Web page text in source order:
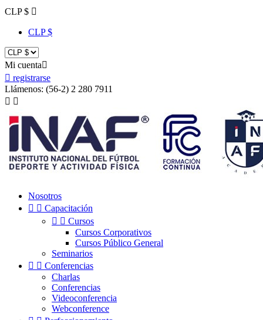
CLP $ 
CLP $
Mi cuenta
 registrarse
Llámenos: (56-2) 2 280 7911
 
Nosotros
  Capacitación
  Cursos
Cursos Corporativos
Cursos Público General
Seminarios
  Conferencias
Charlas
Conferencias
Videoconferencia
Webconference